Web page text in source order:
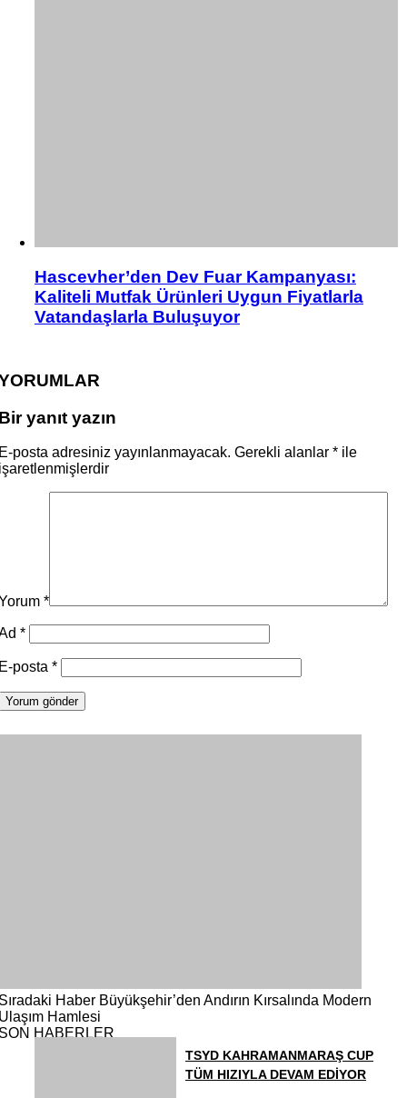
Hascevher’den Dev Fuar Kampanyası:
Kaliteli Mutfak Ürünleri Uygun Fiyatlarla
Vatandaşlarla Buluşuyor
yanıt yazın
posta adresiniz yayınlanmayacak. Gerekli alanlar * ile
*
*
posta *
Haber Büyükşehir’den Andırın Kırsalında Modern
Hamlesi
HABERLER
TSYD KAHRAMANMARAŞ CUP
TÜM HIZIYLA DEVAM EDİYOR